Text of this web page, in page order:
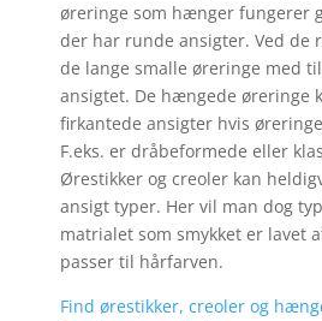
øreringe som hænger fungerer
der har runde ansigter. Ved de
de lange smalle øreringe med
ansigtet. De hængede øreringe
firkantede ansigter hvis
F.eks. er dråbeformede eller
Ørestikker og creoler kan
ansigt typer. Her vil man dog
matrialet som smykket er lavet
passer til hårfarven.
Find ørestikker, creoler og